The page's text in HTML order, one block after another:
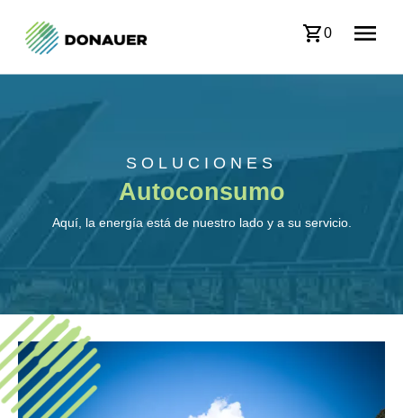
0
SOLUCIONES
Autoconsumo
Aquí, la energía está de nuestro lado y a su servicio.